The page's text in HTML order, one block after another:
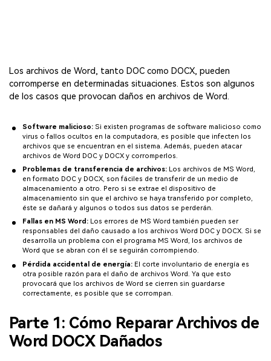
Los archivos de Word, tanto DOC como DOCX, pueden
corromperse en determinadas situaciones. Estos son algunos
de los casos que provocan daños en archivos de Word.
Software malicioso: Si existen programas de software malicioso como
virus o fallos ocultos en la computadora, es posible que infecten los
archivos que se encuentran en el sistema. Además, pueden atacar
archivos de Word DOC y DOCX y corromperlos.
Problemas de transferencia de archivos: Los archivos de MS Word,
en formato DOC y DOCX, son fáciles de transferir de un medio de
almacenamiento a otro. Pero si se extrae el dispositivo de
almacenamiento sin que el archivo se haya transferido por completo,
éste se dañará y algunos o todos sus datos se perderán.
Fallas en MS Word: Los errores de MS Word también pueden ser
responsables del daño causado a los archivos Word DOC y DOCX. Si se
desarrolla un problema con el programa MS Word, los archivos de
Word que se abran con él se seguirán corrompiendo.
Pérdida accidental de energía: El corte involuntario de energía es
otra posible razón para el daño de archivos Word. Ya que esto
provocará que los archivos de Word se cierren sin guardarse
correctamente, es posible que se corrompan.
Parte 1: Cómo Reparar Archivos de
Word DOCX Dañados